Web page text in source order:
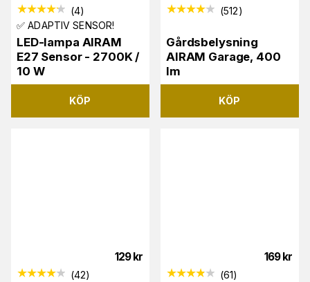
(4)
✅ ADAPTIV SENSOR!
LED-lampa AIRAM
E27 Sensor - 2700K /
10 W
KÖP
(512)
Gårdsbelysning
AIRAM Garage, 400
lm
KÖP
129 kr
(42)
169 kr
(61)